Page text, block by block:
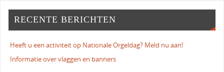
RECENTE BERICHTEN
Heeft u een activiteit op Nationale Orgeldag? Meld nu aan!
Informatie over vlaggen en banners